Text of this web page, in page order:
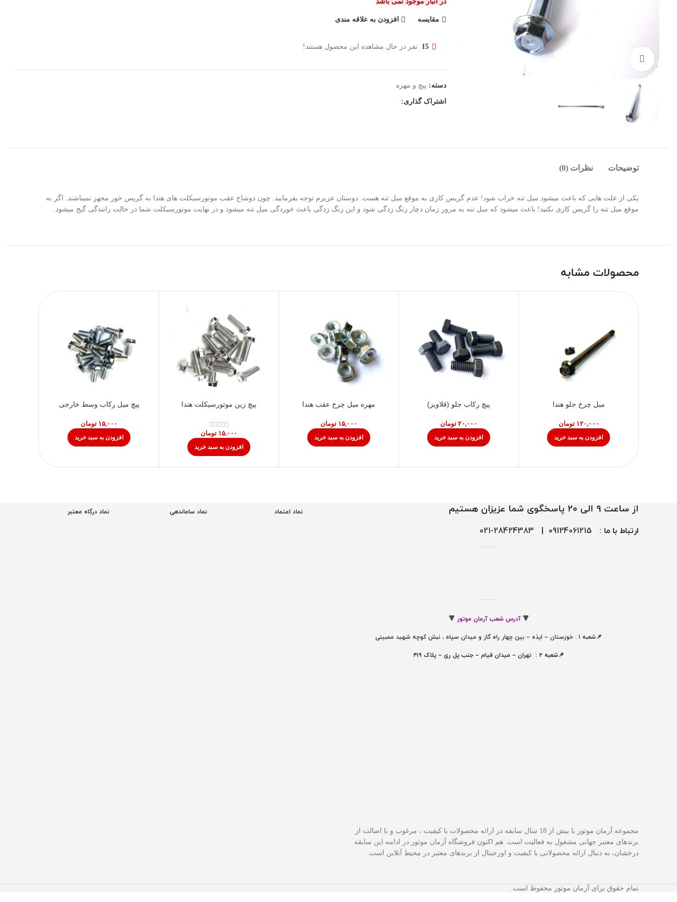
مقایسه افزودن به علاقه مندی
15 نفر در حال مشاهده این محصول هستند!
دسته: پیچ و مهره
اشتراک گذاری:
توضیحات نظرات (0)
یکی از علت هایی که باعث میشود میل تنه خراب شود! عدم گریس کاری به موقع میل تنه هست. دوستان عزیزم توجه بفرمایید. چون دوشاخ عقب موتورسیکلت های هندا به گریس خور مجهز نمیباشند. اگر به
موقع میل تنه را گریس کاری نکنید! باعث میشود که میل تنه به مرور زمان دچار زنگ زدگی شود و این زنگ زدگی باعث خوردگی میل تنه میشود و در نهایت موتورسیکلت شما در حالت رانندگی گیج میشود.
محصولات مشابه
میل چرخ جلو هندا
تومان
افزودن به سبد خرید
پیچ رکاب جلو (قلاویز)
تومان
افزودن به سبد خرید
مهره میل چرخ عقب هندا
تومان
افزودن به سبد خرید
پیچ زین موتورسیکلت هندا
تومان
افزودن به سبد خرید
پیچ میل رکاب وسط خارجی
تومان
افزودن به سبد خرید
از ساعت 9 الی 20 پاسخگوی شما عزیزان هستیم
ارتباط با ما : 09124061215
28424383-021
🔻 آدرس شعب آرمان موتور 🔻
📌شعبه ۱ : خوزستان – ایذه – بین چهار راه گاز و میدان سپاه ، نبش کوچه شهید ممبینی
📌شعبه ۲ : تهران – میدان قیام – جنب پل ری – پلاک ۴۱۹
مجموعه آرمان موتور با بیش از 18 سال سابقه در ارائه محصولات با کيفيت ، مرغوب و با اصالت از
برندهای معتبر جهانی مشغول به فعاليت است. هم اکنون فروشگاه آرمان موتور در ادامه اين سابقه
درخشان، به دنبال ارائه محصولاتی با کيفيت و اورجينال از برندهای معتبر در محيط آنلاين است.
نماد اعتماد نماد ساماندهی نماد درگاه معتبر
تمام حقوق برای آرمان موتور محفوظ است.